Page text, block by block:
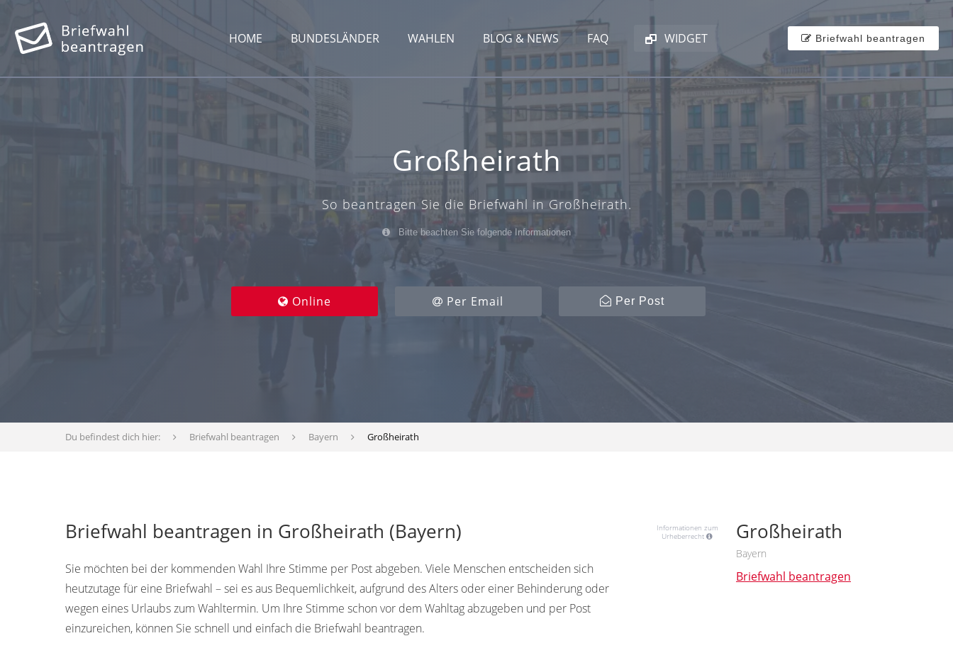
HOME BUNDESLÄNDER WAHLEN BLOG & NEWS FAQ WIDGET Briefwahl beantragen
Großheirath
So beantragen Sie die Briefwahl in Großheirath.
Bitte beachten Sie folgende Informationen
Online Per Email Per Post
Du befindest dich hier: Briefwahl beantragen Bayern Großheirath
Briefwahl beantragen in Großheirath (Bayern)
Sie möchten bei der kommenden Wahl Ihre Stimme per Post abgeben. Viele Menschen entscheiden sich
heutzutage für eine Briefwahl – sei es aus Bequemlichkeit, aufgrund des Alters oder einer Behinderung oder
wegen eines Urlaubs zum Wahltermin. Um Ihre Stimme schon vor dem Wahltag abzugeben und per Post
einzureichen, können Sie schnell und einfach die Briefwahl beantragen.
Informationen zum
Urheberrecht
Großheirath
Bayern
Briefwahl beantragen